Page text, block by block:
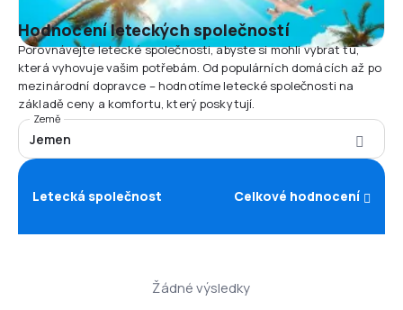
Hodnocení leteckých společností
Porovnávejte letecké společnosti, abyste si mohli vybrat tu,
která vyhovuje vašim potřebám. Od populárních domácích až po
mezinárodní dopravce – hodnotíme letecké společnosti na
základě ceny a komfortu, který poskytují.
Země
Jemen
Letecká společnost Celkové hodnocení
Žádné výsledky